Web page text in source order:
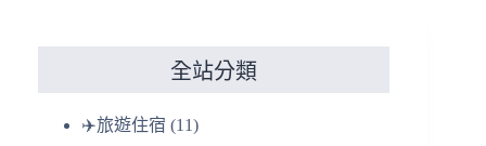
全站分類
✈️旅遊住宿 (11)